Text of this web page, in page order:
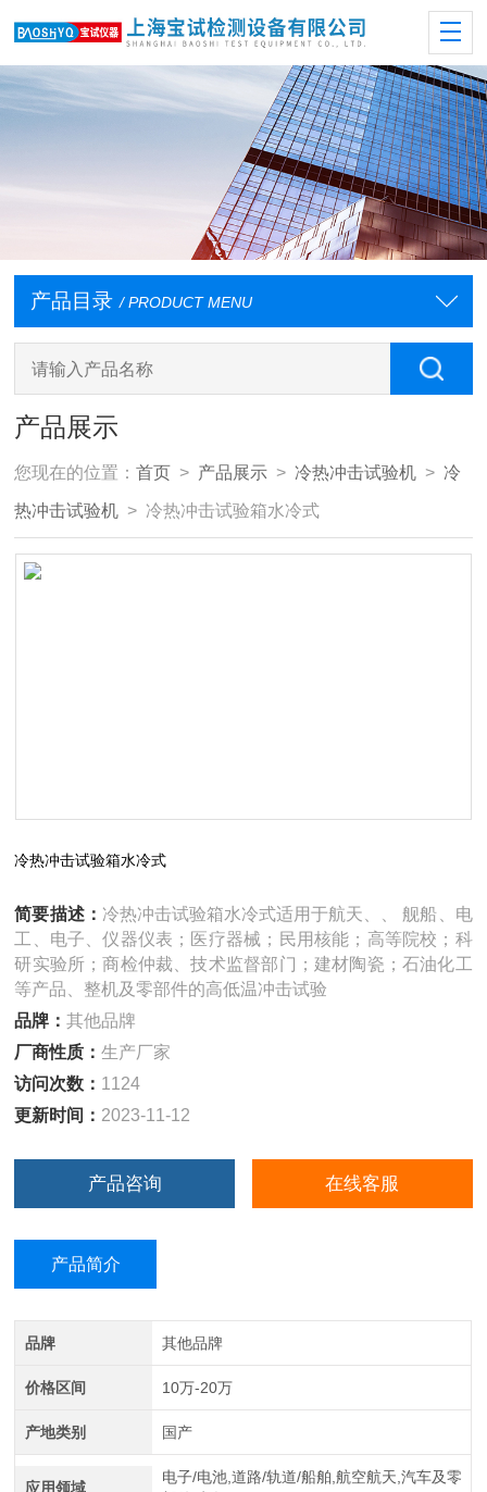
产品目录 / PRODUCT MENU
产品展示
您现在的位置：首页 > 产品展示 >冷热冲击试验机 >冷
热冲击试验机 > 冷热冲击试验箱水冷式
冷热冲击试验箱水冷式
简要描述： 冷热冲击试验箱水冷式适用于航天、、 舰船、电
工、电子、仪器仪表；医疗器械；民用核能；高等院校；科
研实验所；商检仲裁、技术监督部门；建材陶瓷；石油化工
等产品、整机及零部件的高低温冲击试验
品牌：其他品牌
厂商性质：生产厂家
访问次数： 1124
更新时间： 2023-11-12
产品咨询 在线客服
产品简介
品牌 其他品牌
价格区间 10万-20万
产地类别 国产
应用领域
电子/电池,道路/轨道/船舶,航空航天,汽车及零